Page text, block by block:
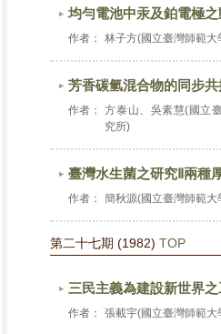
均勻電池中汞及鉑電極
作者： 林子方(國立臺灣師範
芳香碳氫混合物的同步
作者：
方泰山、吳素慧(國立
究所)
臺灣水生菌之研究Ⅱ兩種
作者： 簡秋源(國立臺灣師範
第二十七期 (1982) TOP
三民主義為建設新世界
作者： 張載宇(國立臺灣師範